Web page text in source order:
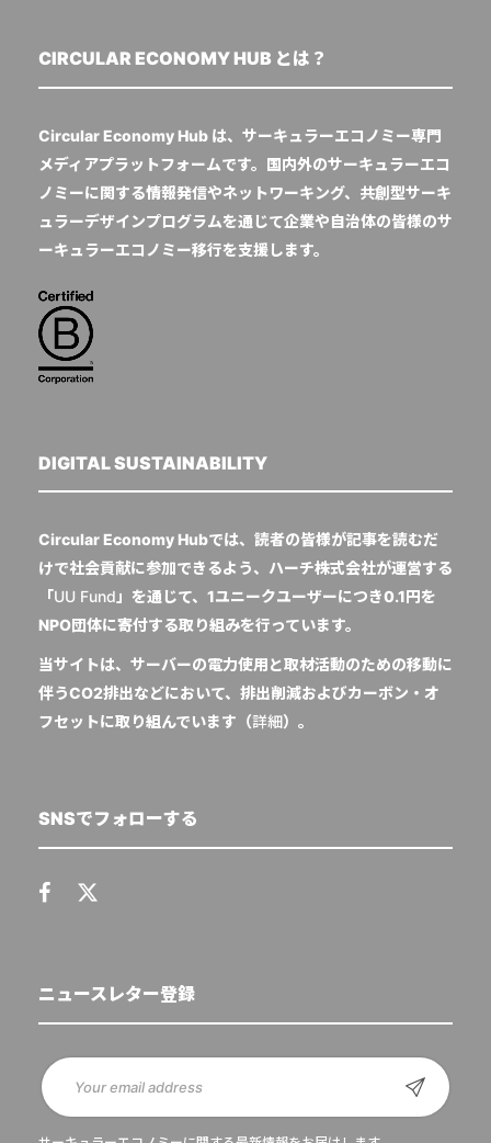
CIRCULAR ECONOMY HUB とは？
Circular Economy Hub は、サーキュラーエコノミー専門
メディアプラットフォームです。国内外のサーキュラーエコ
ノミーに関する情報発信やネットワーキング、共創型サーキ
ュラーデザインプログラムを通じて企業や自治体の皆様のサ
ーキュラーエコノミー移行を支援します。
DIGITAL SUSTAINABILITY
Circular Economy Hubでは、読者の皆様が記事を読むだ
けで社会貢献に参加できるよう、ハーチ株式会社が運営する
「UU Fund 」を通じて、1ユニークユーザーにつき0.1円を
NPO団体に寄付する取り組みを行っています。
当サイトは、サーバーの電力使用と取材活動のための移動に
伴うCO2排出などにおいて、排出削減およびカーボン・オ
フセットに取り組んでいます（詳細）。
SNSでフォローする
ニュースレター登録